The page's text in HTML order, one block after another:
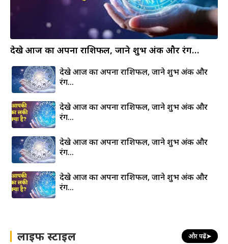
देखे आज का अपना राशिफल, जाने शुभ अंक और रंग…
देखे आज का अपना राशिफल, जाने शुभ अंक और
रंग…
देखे आज का अपना राशिफल, जाने शुभ अंक और
रंग…
देखे आज का अपना राशिफल, जाने शुभ अंक और
रंग…
देखे आज का अपना राशिफल, जाने शुभ अंक और
रंग…
लाइफ स्टाइल और पढ़ें➤